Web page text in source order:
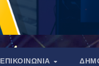
ΕΠΙΚΟΙΝΩΝΙΑ